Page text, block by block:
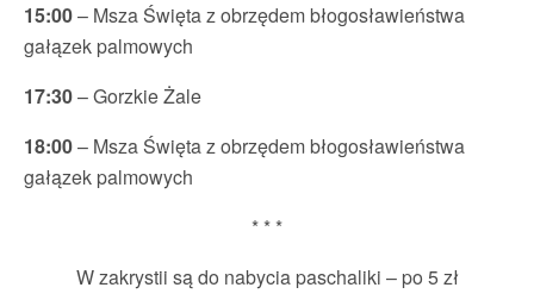
15:00– Msza Święta z obrzędem błogosławieństwa
gałązek palmowych
17:30– Gorzkie Żale
18:00– Msza Święta z obrzędem błogosławieństwa
gałązek palmowych
* * *
W zakrystii są do nabycia paschaliki – po 5 zł